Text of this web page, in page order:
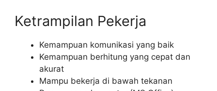
Ketrampilan Pekerja
Kemampuan komunikasi yang baik
Kemampuan berhitung yang cepat dan
akurat
Mampu bekerja di bawah tekanan